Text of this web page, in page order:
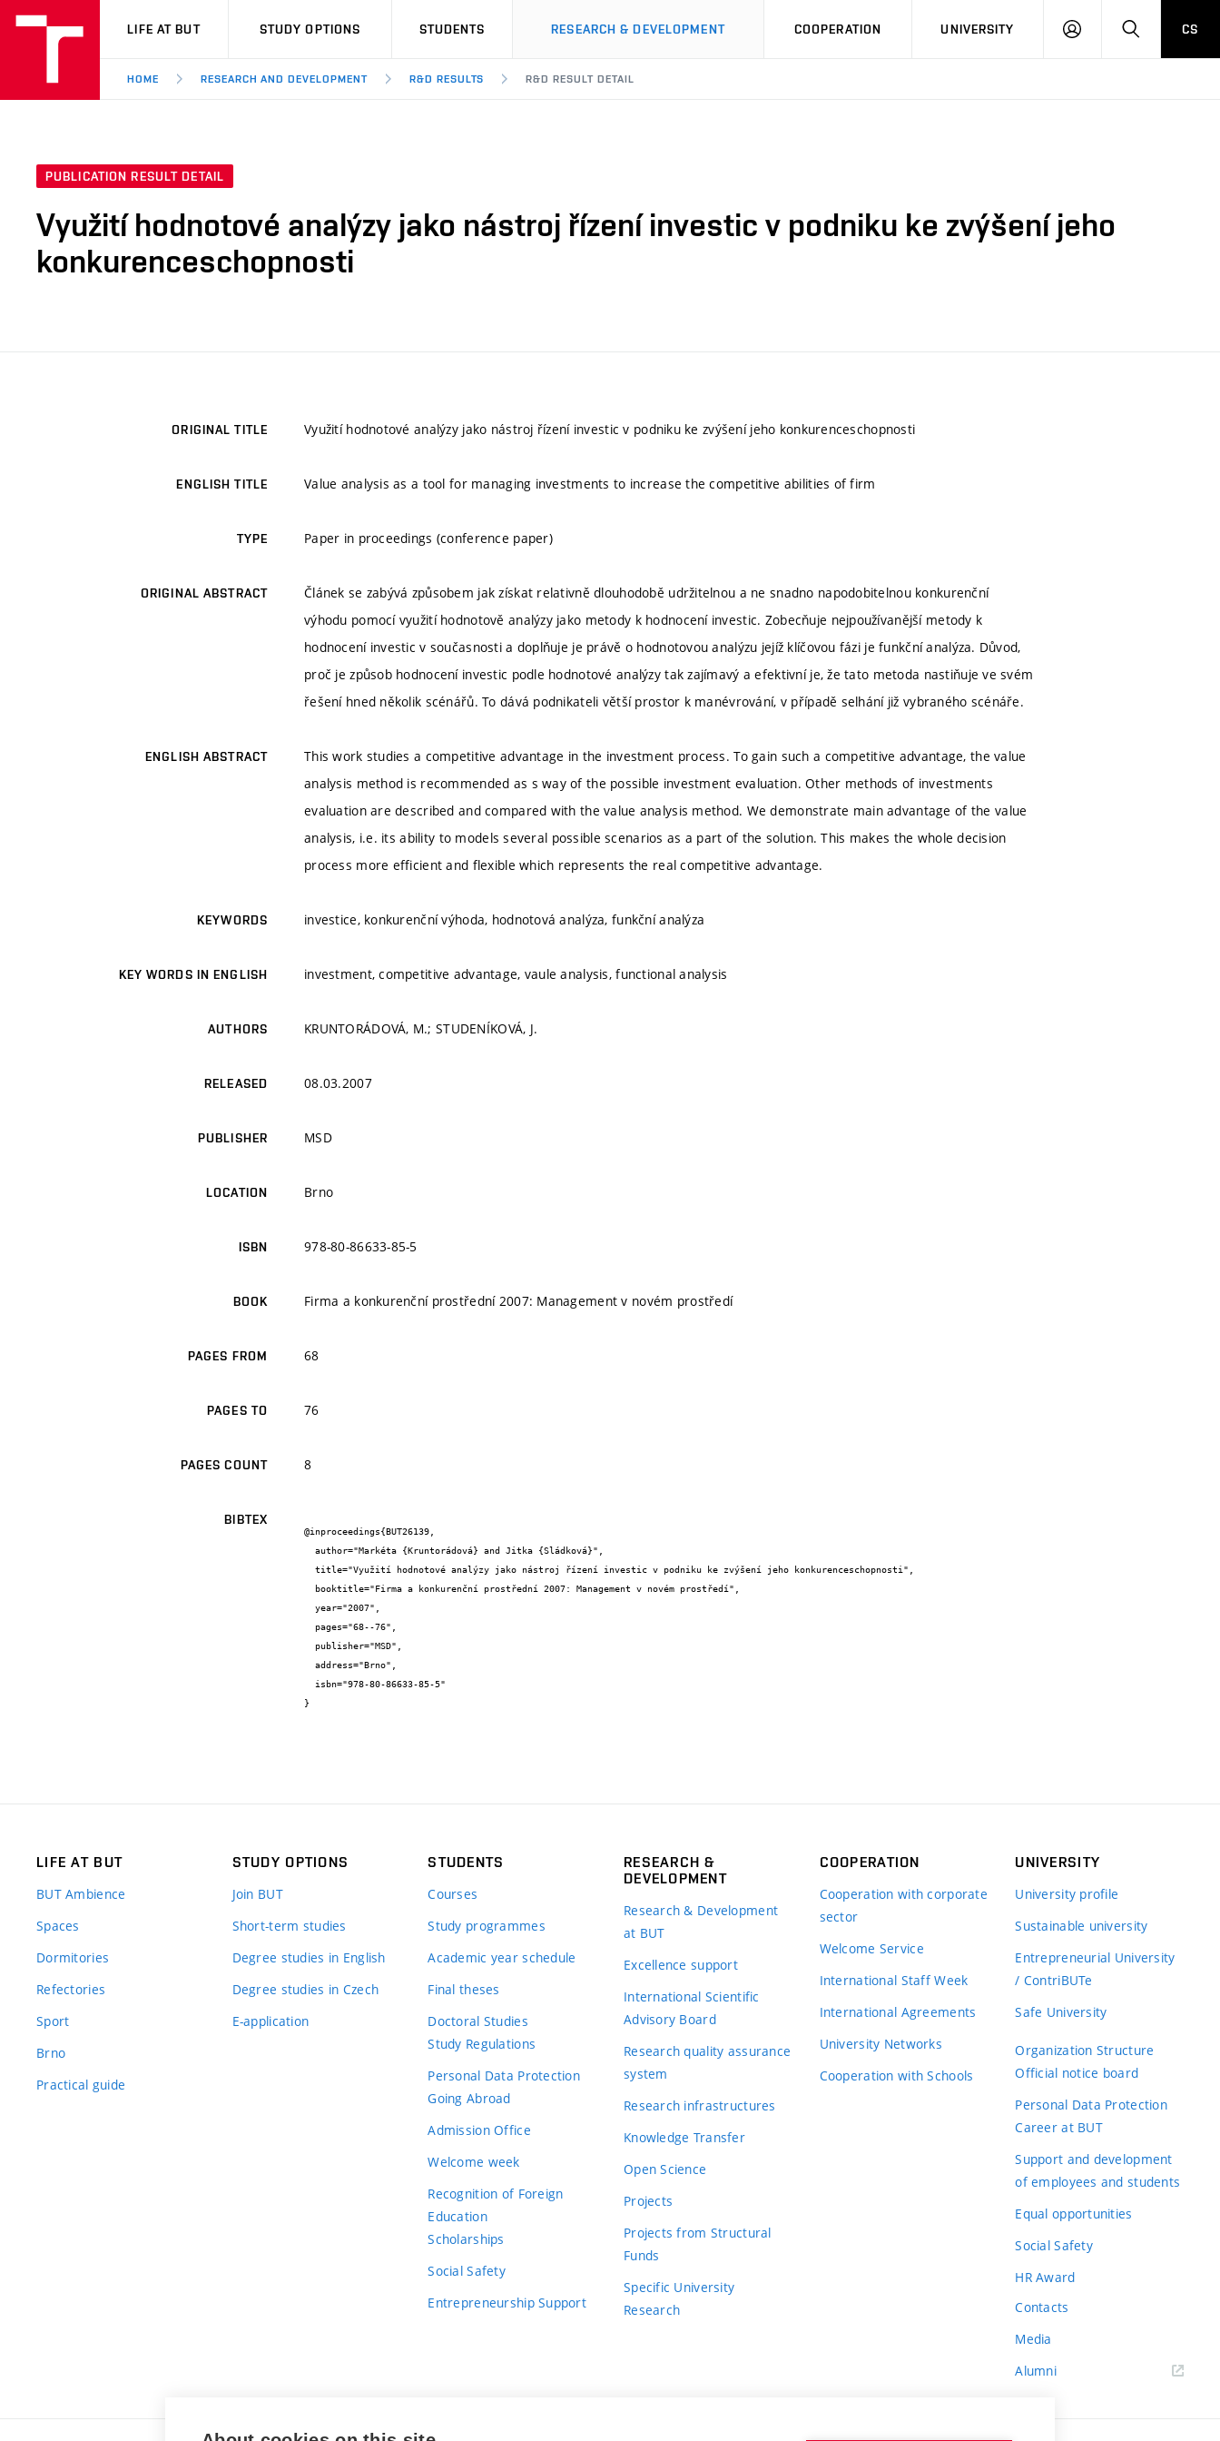
VUT
LIFE AT BUT STUDY OPTIONS STUDENTS RESEARCH & DEVELOPMENT COOPERATION UNIVERSITY
LOG
SEARCHCS
HOME RESEARCH AND DEVELOPMENT R&D RESULTS R&D RESULT DETAIL
PUBLICATION RESULT DETAIL
Využití hodnotové analýzy jako nástroj řízení investic v podniku ke zvýšení jeho
konkurenceschopnosti
ORIGINAL TITLE Využití hodnotové analýzy jako nástroj řízení investic v podniku ke zvýšení jeho konkurenceschopnosti
ENGLISH TITLE Value analysis as a tool for managing investments to increase the competitive abilities of firm
TYPE Paper in proceedings (conference paper)
ORIGINAL ABSTRACT
Článek se zabývá způsobem jak získat relativně dlouhodobě udržitelnou a ne snadno napodobitelnou konkurenční
výhodu pomocí využití hodnotově analýzy jako metody k hodnocení investic. Zobecňuje nejpoužívanější metody k
hodnocení investic v současnosti a doplňuje je právě o hodnotovou analýzu jejíž klíčovou fázi je funkční analýza. Důvod,
proč je způsob hodnocení investic podle hodnotové analýzy tak zajímavý a efektivní je, že tato metoda nastiňuje ve svém
řešení hned několik scénářů. To dává podnikateli větší prostor k manévrování, v případě selhání již vybraného scénáře.
ENGLISH ABSTRACT
This work studies a competitive advantage in the investment process. To gain such a competitive advantage, the value
analysis method is recommended as s way of the possible investment evaluation. Other methods of investments
evaluation are described and compared with the value analysis method. We demonstrate main advantage of the value
analysis, i.e. its ability to models several possible scenarios as a part of the solution. This makes the whole decision
process more efficient and flexible which represents the real competitive advantage.
KEYWORDS investice, konkurenční výhoda, hodnotová analýza, funkční analýza
KEY WORDS IN ENGLISH investment, competitive advantage, vaule analysis, functional analysis
AUTHORS KRUNTORÁDOVÁ, M.; STUDENÍKOVÁ, J.
RELEASED 08.03.2007
PUBLISHER MSD
LOCATION Brno
ISBN 978-80-86633-85-5
BOOK Firma a konkurenční prostřední 2007: Management v novém prostředí
PAGES FROM 68
PAGES TO 76
PAGES COUNT 8
BIBTEX
@inproceedings{BUT26139,
}
LIFE AT BUT
BUT Ambience
Spaces
Dormitories
Refectories
Sport
Brno
Practical guide
STUDY OPTIONS
Join BUT
Short-term studies
Degree studies in English
Degree studies in Czech
E-application
STUDENTS
Courses
Study programmes
Academic year schedule
Final theses
Doctoral Studies
Study Regulations
Personal Data Protection
Going Abroad
Admission Office
Welcome week
Recognition of Foreign
Education
Scholarships
Social Safety
Entrepreneurship Support
RESEARCH &
DEVELOPMENT
Research & Development
at BUT
Excellence support
International Scientific
Advisory Board
Research quality assurance
system
Research infrastructures
Knowledge Transfer
Open Science
Projects
Projects from Structural
Funds
Specific University
Research
COOPERATION
Cooperation with corporate
sector
Welcome Service
International Staff Week
International Agreements
University Networks
Cooperation with Schools
UNIVERSITY
University profile
Sustainable university
Entrepreneurial University
/ ContriBUTe
Safe University
Organization Structure
Official notice board
Personal Data Protection
Career at BUT
Support and development
of employees and students
Equal opportunities
Social Safety
HR Award
Contacts
Media
Alumni